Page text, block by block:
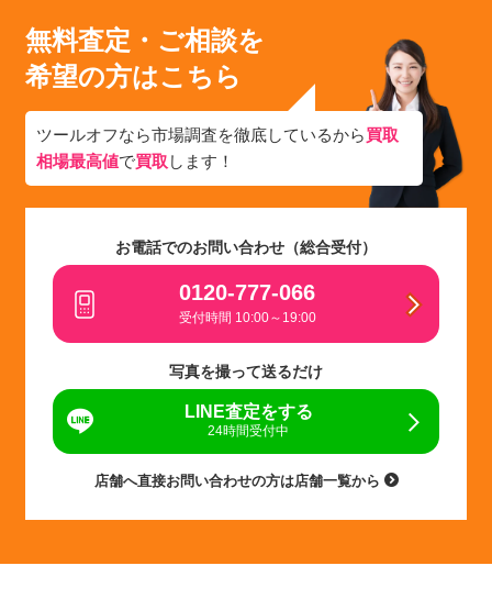
無料査定・ご相談を
希望の方はこちら
ツールオフなら市場調査を徹底しているから買取
相場最高値で買取 します！
お電話でのお問い合わせ（総合受付）
0120-777-066
受付時間 10:00～19:00
写真を撮って送るだけ
LINE査定をする
24時間受付中
店舗へ直接お問い合わせの方は店舗一覧から